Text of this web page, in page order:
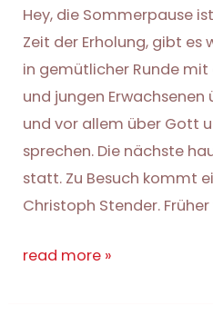
Hey, die Sommerpause
Zeit der Erholung, gibt es
in gemütlicher Runde
und jungen Erwachsenen
und vor allem über Gott
sprechen. Die nächste
statt. Zu Besuch kommt
Christoph Stender.
haus:messe
read more »